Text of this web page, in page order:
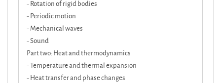
- Rotation of rigid bodies
- Periodic motion
- Mechanical waves
- Sound
Part two: Heat and thermodynamics
- Temperature and thermal expansion
- Heat transfer and phase changes